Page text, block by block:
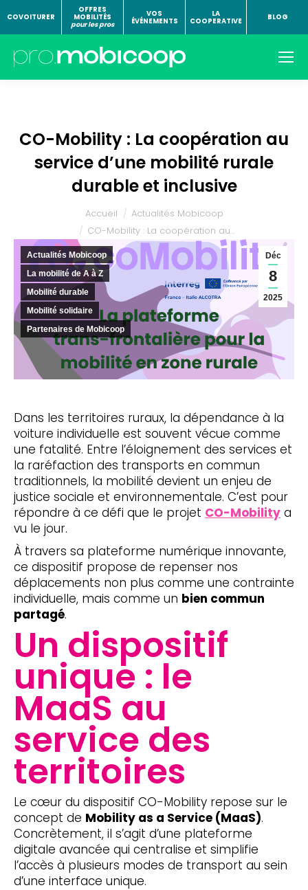
COVOITURER
OFFRES
MOBILITÉS
pour les pros
VOS
ÉVÉNEMENTS
LA
COOPERATIVE
BLOG
CO-Mobility : La coopération au
service d’une mobilité rurale
durable et inclusive
Accueil
Actualités Mobicoop
CO-Mobility : La coopération au…
Déc
8
2025
Actualités Mobicoop
La mobilité de A à Z
Mobilité durable
Mobilité solidaire
Partenaires de Mobicoop
Dans les territoires ruraux, la dépendance à la
voiture individuelle est souvent vécue comme
une fatalité. Entre l’éloignement des services et
la raréfaction des transports en commun
traditionnels, la mobilité devient un enjeu de
justice sociale et environnementale. C’est pour
répondre à ce défi que le projet CO-Mobility a
vu le jour.
À travers sa plateforme numérique innovante,
ce dispositif propose de repenser nos
déplacements non plus comme une contrainte
individuelle, mais comme un bien commun
partagé.
Un dispositif
unique : le
MaaS au
service des
territoires
Le cœur du dispositif CO-Mobility repose sur le
concept de Mobility as a Service (MaaS).
Concrètement, il s’agit d’une plateforme
digitale avancée qui centralise et simplifie
l’accès à plusieurs modes de transport au sein
d’une interface unique.